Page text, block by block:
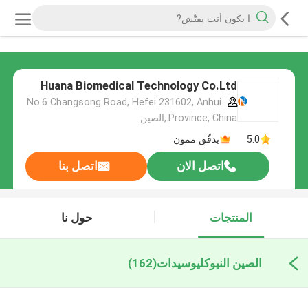
Huana Biomedical Technology Co.Ltd
No.6 Changsong Road, Hefei 231602, Anhui
Province, China.,الصين
5.0
يدقّق ممون
اتصل الان اتصل بنا
المنتجات حول نا
الصين النيوكليوسيدات(162)